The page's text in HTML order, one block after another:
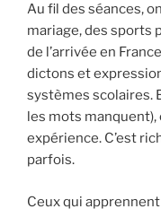
Au fil des séances,
mariage, des sports
de l’arrivée en
dictons et
systèmes scolaires.
les mots manquent),
expérience. C’est
parfois.
Ceux qui